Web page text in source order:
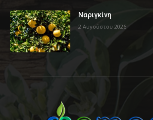
Ναριγκίνη
2 Αυγούστου 2026